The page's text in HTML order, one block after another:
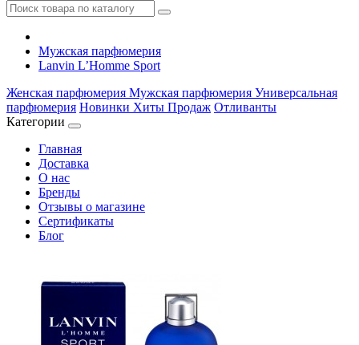
Мужская парфюмерия
Lanvin L’Homme Sport
Женская парфюмерия Мужская парфюмерия Универсальная
парфюмерия Новинки Хиты Продаж Отливанты
Категории
Главная
Доставка
О нас
Бренды
Отзывы о магазине
Сертификаты
Блог